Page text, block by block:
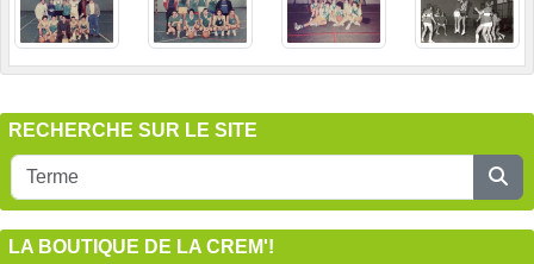
RECHERCHE SUR LE SITE
LA BOUTIQUE DE LA CREM'!